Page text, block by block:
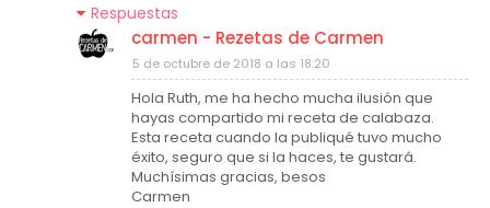
Respuestas
carmen - Rezetas de Carmen
5 de octubre de 2018 a las 18:20
Hola Ruth, me ha hecho mucha ilusión que
hayas compartido mi receta de calabaza.
Esta receta cuando la publiqué tuvo mucho
éxito, seguro que si la haces, te gustará.
Muchísimas gracias, besos
Carmen